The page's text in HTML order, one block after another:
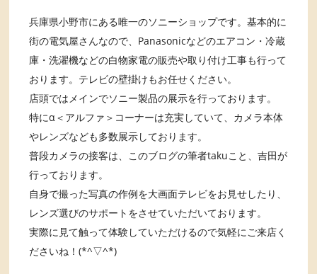
兵庫県小野市にある唯一のソニーショップです。基本的に
街の電気屋さんなので、Panasonicなどのエアコン・冷蔵
庫・洗濯機などの白物家電の販売や取り付け工事も行って
おります。テレビの壁掛けもお任せください。
店頭ではメインでソニー製品の展示を行っております。
特にα＜アルファ＞コーナーは充実していて、カメラ本体
やレンズなども多数展示しております。
普段カメラの接客は、このブログの筆者takuこと、吉田が
行っております。
自身で撮った写真の作例を大画面テレビをお見せしたり、
レンズ選びのサポートをさせていただいております。
実際に見て触って体験していただけるので気軽にご来店く
ださいね！(*^▽^*)